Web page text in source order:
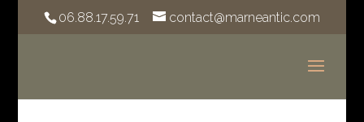
06.88.17.59.71 contact@marneantic.com